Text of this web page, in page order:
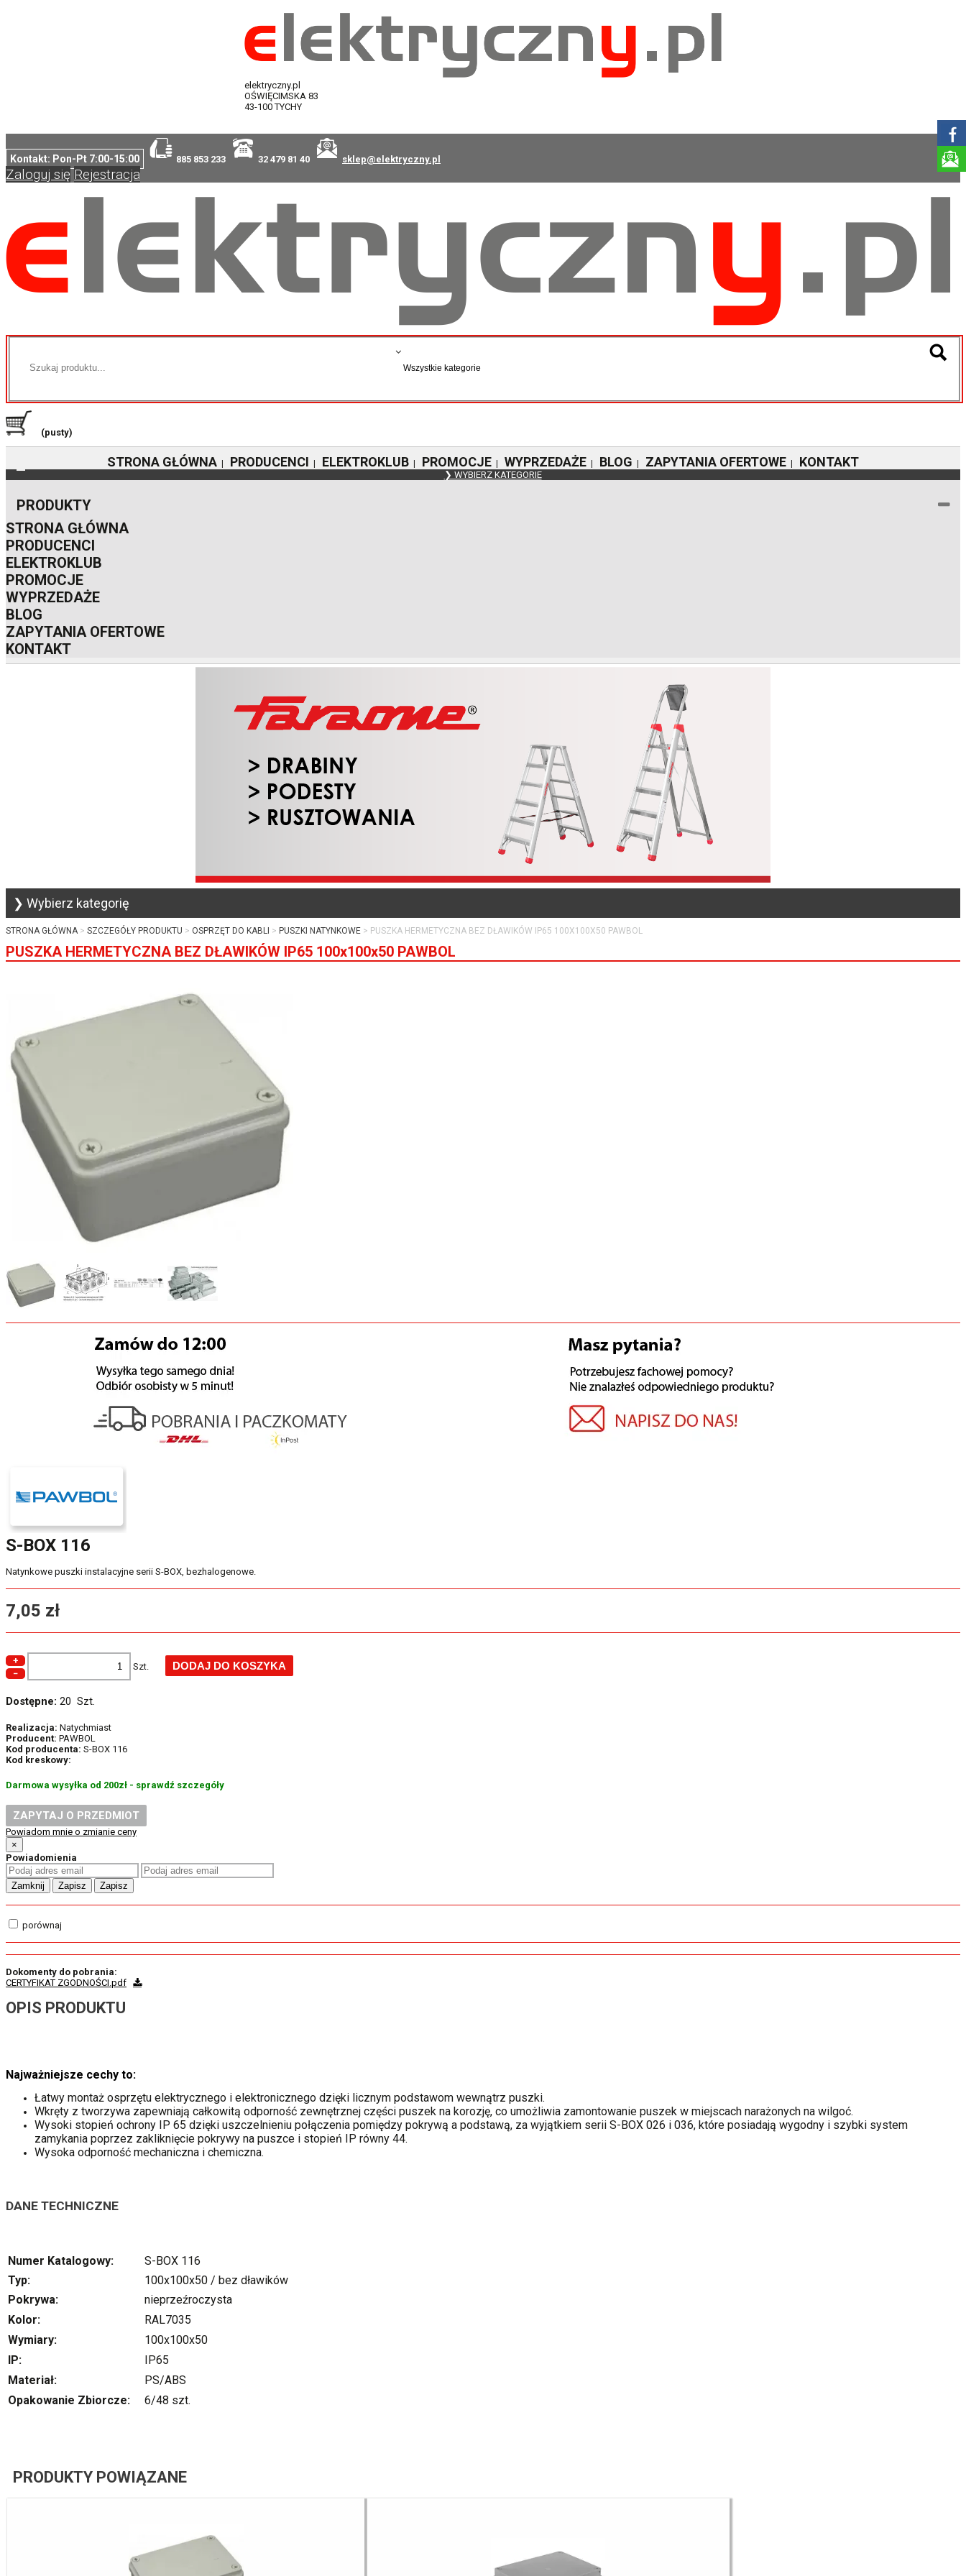
elektryczny.pl
OŚWIĘCIMSKA 83
43-100 TYCHY
Kontakt: Pon-Pt 7:00-15:00 885 853 233 32 479 81 40 sklep@elektryczny.pl
Zaloguj się Rejestracja
(pusty)
STRONA GŁÓWNA | PRODUCENCI | ELEKTROKLUB | PROMOCJE | WYPRZEDAŻE | BLOG | ZAPYTANIA OFERTOWE | KONTAKT
❯ WYBIERZ KATEGORIE
PRODUKTY
STRONA GŁÓWNA
PRODUCENCI
ELEKTROKLUB
PROMOCJE
WYPRZEDAŻE
BLOG
ZAPYTANIA OFERTOWE
KONTAKT
❯ Wybierz kategorię
STRONA GŁÓWNA SZCZEGÓŁY PRODUKTU OSPRZĘT DO KABLI PUSZKI NATYNKOWE PUSZKA HERMETYCZNA BEZ DŁAWIKÓW IP65 100X100X50 PAWBOL
PUSZKA HERMETYCZNA BEZ DŁAWIKÓW IP65 100x100x50 PAWBOL
S-BOX 116
Natynkowe puszki instalacyjne serii S-BOX, bezhalogenowe.
7,05 zł
+
−
Szt.
Dostępne: 20 Szt.
Realizacja: Natychmiast
Producent: PAWBOL
Kod producenta: S-BOX 116
Kod kreskowy:
Darmowa wysyłka od 200zł - sprawdź szczegóły
ZAPYTAJ O PRZEDMIOT
Powiadom mnie o zmianie ceny
×
Powiadomienia
Zamknij Zapisz Zapisz
porównaj
Dokomenty do pobrania:
CERTYFIKAT ZGODNOŚCI.pdf
OPIS PRODUKTU
Najważniejsze cechy to:
Łatwy montaż osprzętu elektrycznego i elektronicznego dzięki licznym podstawom wewnątrz puszki.
Wkręty z tworzywa zapewniają całkowitą odporność zewnętrznej części puszek na korozję, co umożliwia zamontowanie puszek w miejscach narażonych na wilgoć.
Wysoki stopień ochrony IP 65 dzięki uszczelnieniu połączenia pomiędzy pokrywą a podstawą, za wyjątkiem serii S-BOX 026 i 036, które posiadają wygodny i szybki system
zamykania poprzez zakliknięcie pokrywy na puszce i stopień IP równy 44.
Wysoka odporność mechaniczna i chemiczna.
DANE TECHNICZNE
Numer Katalogowy:
S-BOX 116
Typ:
100x100x50 / bez dławików
Pokrywa:
nieprzeźroczysta
Kolor:
RAL7035
Wymiary:
100x100x50
IP:
IP65
Materiał:
PS/ABS
Opakowanie Zbiorcze:
6/48 szt.
PRODUKTY POWIĄZANE